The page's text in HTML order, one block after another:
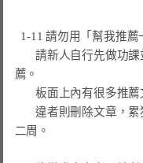
       請新人自行先做功課並篩選後到剩下幾組，再請板友推
薦。
       板面上內有很多推薦文章，請大家做好功課再來徵求。
       違者則刪除文章，累犯則視同交易文文章劣退刪除、水桶
二周。